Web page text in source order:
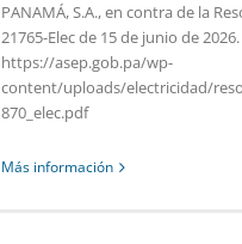
PANAMÁ, S.A., en contra de la
21765-Elec de 15 de junio de
https://asep.gob.pa/wp-
content/uploads/electricidad/
870_elec.pdf
Más información